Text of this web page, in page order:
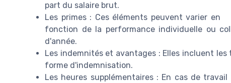
part du salaire brut.
Les primes : Ces éléments peuvent varier en
fonction de la performance individuelle ou
d'année.
Les indemnités et avantages : Elles incluent
forme d'indemnisation.
Les heures supplémentaires : En cas de